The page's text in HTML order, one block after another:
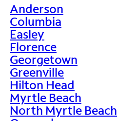
Anderson
Columbia
Easley
Florence
Georgetown
Greenville
Hilton Head
Myrtle Beach
North Myrtle Beach